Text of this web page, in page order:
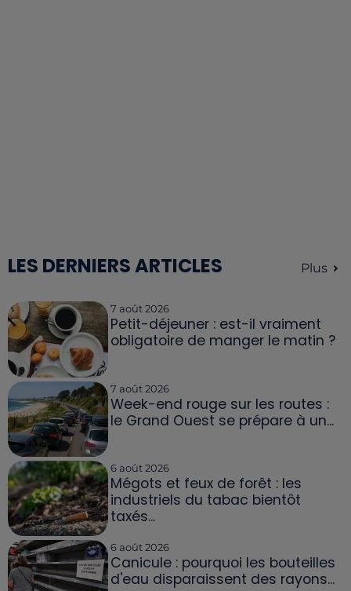
LES DERNIERS ARTICLES Plus
7 août 2026
Petit-déjeuner : est-il vraiment
obligatoire de manger le matin ?
7 août 2026
Week-end rouge sur les routes :
le Grand Ouest se prépare à un...
6 août 2026
Mégots et feux de forêt : les
industriels du tabac bientôt
taxés...
6 août 2026
Canicule : pourquoi les bouteilles
d'eau disparaissent des rayons...